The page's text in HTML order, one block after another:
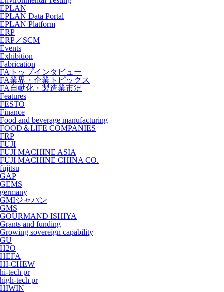
EPLAN
EPLAN Data Portal
EPLAN Platform
ERP
ERP／SCM
Events
Exhibition
Fabrication
FAトップインタビュー
FA業界・企業トピックス
FA自動化・製造業市況
Features
FESTO
Finance
Food and beverage manufacturing
FOOD＆LIFE COMPANIES
FRP
FUJI
FUJI MACHINE ASIA
FUJI MACHINE CHINA CO.
fujitsu
GAP
GEMS
germany
GMIジャパン
GMS
GOURMAND ISHIYA
Grants and funding
Growing sovereign capability
GU
H2O
HEFA
HI-CHEW
hi-tech pr
high-tech pr
HIWIN